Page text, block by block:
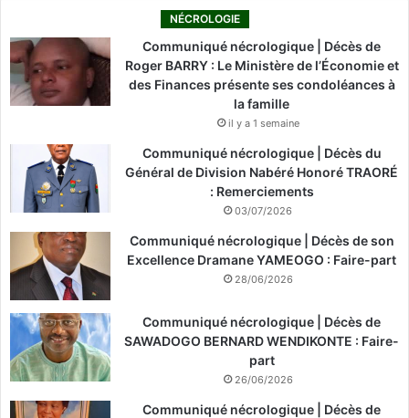
NÉCROLOGIE
Communiqué nécrologique | Décès de
Roger BARRY : Le Ministère de l’Économie et
des Finances présente ses condoléances à
la famille
il y a 1 semaine
Communiqué nécrologique | Décès du
Général de Division Nabéré Honoré TRAORÉ
: Remerciements
03/07/2026
Communiqué nécrologique | Décès de son
Excellence Dramane YAMEOGO : Faire-part
28/06/2026
Communiqué nécrologique | Décès de
SAWADOGO BERNARD WENDIKONTE : Faire-
part
26/06/2026
Communiqué nécrologique | Décès de